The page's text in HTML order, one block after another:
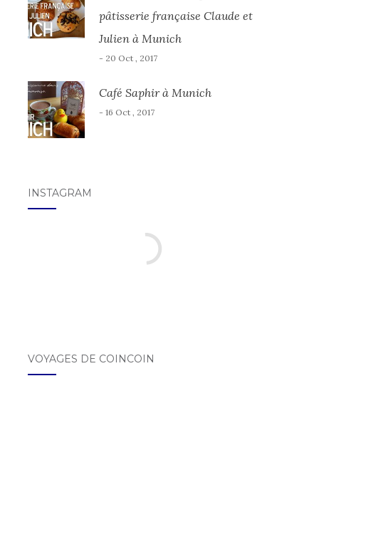
pâtisserie française Claude et
Julien à Munich
- 20 Oct , 2017
Café Saphir à Munich
- 16 Oct , 2017
INSTAGRAM
VOYAGES DE COINCOIN